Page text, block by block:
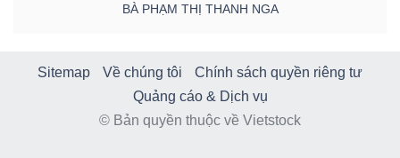
BÀ PHẠM THỊ THANH NGA
Sitemap Về chúng tôi
Chính sách quyền riêng tư
Quảng cáo & Dịch vụ
© Bản quyền thuộc về Vietstock